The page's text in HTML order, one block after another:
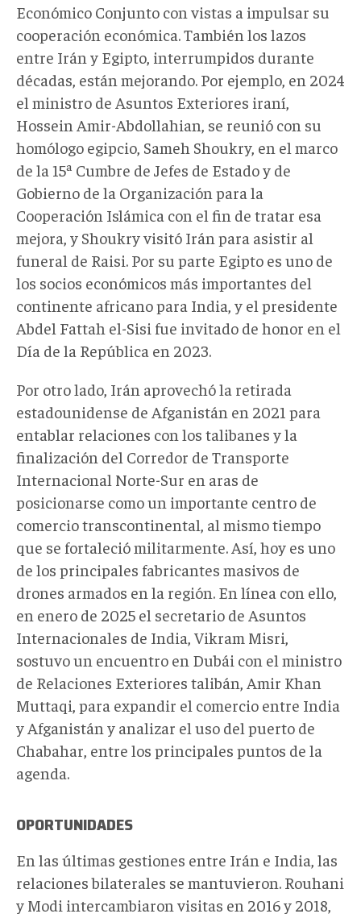
Económico Conjunto con vistas a impulsar su
cooperación económica. También los lazos
entre Irán y Egipto, interrumpidos durante
décadas, están mejorando. Por ejemplo, en 2024
el ministro de Asuntos Exteriores iraní,
Hossein Amir-Abdollahian, se reunió con su
homólogo egipcio, Sameh Shoukry, en el marco
de la 15ª Cumbre de Jefes de Estado y de
Gobierno de la Organización para la
Cooperación Islámica con el fin de tratar esa
mejora, y Shoukry visitó Irán para asistir al
funeral de Raisi. Por su parte Egipto es uno de
los socios económicos más importantes del
continente africano para India, y el presidente
Abdel Fattah el-Sisi fue invitado de honor en el
Día de la República en 2023.
Por otro lado, Irán aprovechó la retirada
estadounidense de Afganistán en 2021 para
entablar relaciones con los talibanes y la
finalización del Corredor de Transporte
Internacional Norte-Sur en aras de
posicionarse como un importante centro de
comercio transcontinental, al mismo tiempo
que se fortaleció militarmente. Así, hoy es uno
de los principales fabricantes masivos de
drones armados en la región. En línea con ello,
en enero de 2025 el secretario de Asuntos
Internacionales de India, Vikram Misri,
sostuvo un encuentro en Dubái con el ministro
de Relaciones Exteriores talibán, Amir Khan
Muttaqi, para expandir el comercio entre India
y Afganistán y analizar el uso del puerto de
Chabahar, entre los principales puntos de la
agenda.
OPORTUNIDADES
En las últimas gestiones entre Irán e India, las
relaciones bilaterales se mantuvieron. Rouhani
y Modi intercambiaron visitas en 2016 y 2018,